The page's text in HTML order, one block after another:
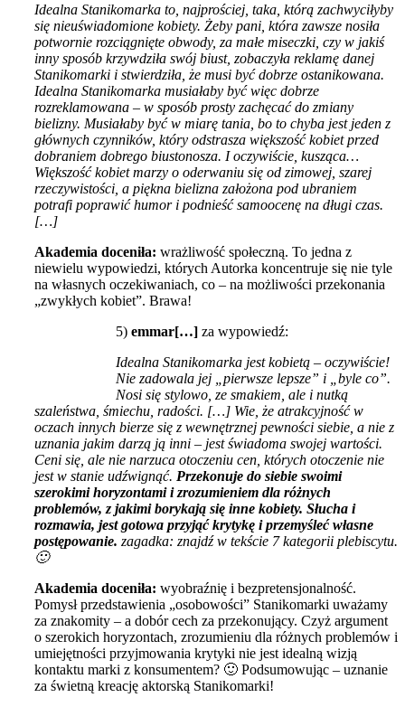
Idealna Stanikomarka to, najprościej, taka, którą zachwyciłyby
się nieuświadomione kobiety. Żeby pani, która zawsze nosiła
potwornie rozciągnięte obwody, za małe miseczki, czy w jakiś
inny sposób krzywdziła swój biust, zobaczyła reklamę danej
Stanikomarki i stwierdziła, że musi być dobrze ostanikowana.
Idealna Stanikomarka musiałaby być więc dobrze
rozreklamowana – w sposób prosty zachęcać do zmiany
bielizny. Musiałaby być w miarę tania, bo to chyba jest jeden z
głównych czynników, który odstrasza większość kobiet przed
dobraniem dobrego biustonosza. I oczywiście, kusząca…
Większość kobiet marzy o oderwaniu się od zimowej, szarej
rzeczywistości, a piękna bielizna założona pod ubraniem
potrafi poprawić humor i podnieść samoocenę na długi czas.
[…]
Akademia doceniła: wrażliwość społeczną. To jedna z
niewielu wypowiedzi, których Autorka koncentruje się nie tyle
na własnych oczekiwaniach, co – na możliwości przekonania
„zwykłych kobiet”. Brawa!
5) emmar[…] za wypowiedź:
Idealna Stanikomarka jest kobietą – oczywiście!
Nie zadowala jej „pierwsze lepsze” i „byle co”.
Nosi się stylowo, ze smakiem, ale i nutką
szaleństwa, śmiechu, radości. […] Wie, że atrakcyjność w
oczach innych bierze się z wewnętrznej pewności siebie, a nie z
uznania jakim darzą ją inni – jest świadoma swojej wartości.
Ceni się, ale nie narzuca otoczeniu cen, których otoczenie nie
jest w stanie udźwignąć. Przekonuje do siebie swoimi
szerokimi horyzontami i zrozumieniem dla różnych
problemów, z jakimi borykają się inne kobiety. Słucha i
rozmawia, jest gotowa przyjąć krytykę i przemyśleć własne
postępowanie. zagadka: znajdź w tekście 7 kategorii plebiscytu.
🙂
Akademia doceniła: wyobraźnię i bezpretensjonalność.
Pomysł przedstawienia „osobowości” Stanikomarki uważamy
za znakomity – a dobór cech za przekonujący. Czyż argument
o szerokich horyzontach, zrozumieniu dla różnych problemów i
umiejętności przyjmowania krytyki nie jest idealną wizją
kontaktu marki z konsumentem? 🙂 Podsumowując – uznanie
za świetną kreację aktorską Stanikomarki!